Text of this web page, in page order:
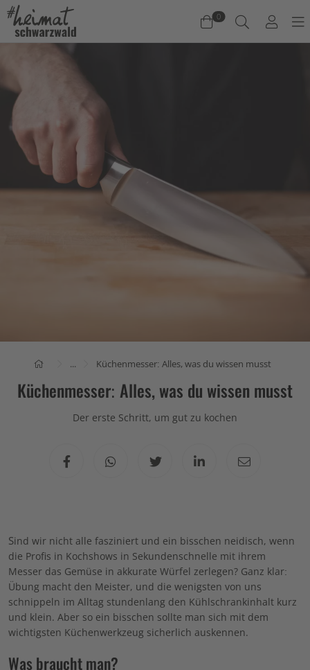
0
Es befinden sich keine Produkte im Warenkorb.
Jetzt einkaufen
... Küchenmesser: Alles, was du wissen musst
Küchenmesser: Alles, was du wissen musst
Der erste Schritt, um gut zu kochen
Sind wir nicht alle fasziniert und ein bisschen neidisch, wenn
die Profis in Kochshows in Sekundenschnelle mit ihrem
Messer das Gemüse in akkurate Würfel zerlegen? Ganz klar:
Übung macht den Meister, und die wenigsten von uns
schnippeln im Alltag stundenlang den Kühlschrankinhalt kurz
und klein. Aber so ein bisschen sollte man sich mit dem
wichtigsten Küchenwerkzeug sicherlich auskennen.
Was braucht man?